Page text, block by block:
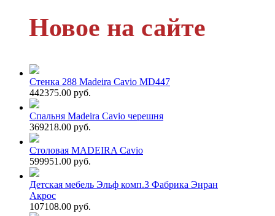
Новое на сайте
Стенка 288 Madeira Cavio MD447
442375.00 руб.
Спальня Madeira Cavio черешня
369218.00 руб.
Столовая MADEIRA Cavio
599951.00 руб.
Детская мебель Эльф комп.3 Фабрика Энран
Акрос
107108.00 руб.